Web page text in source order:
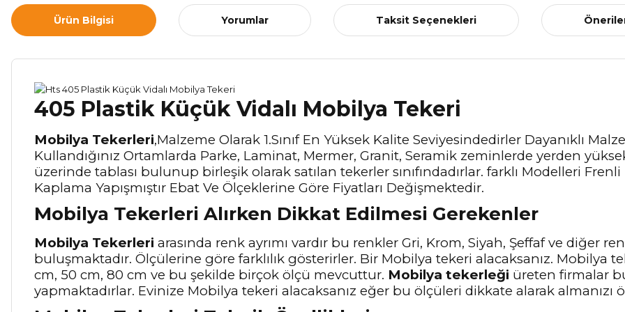
Ürün Bilgisi Yorumlar Taksit Seçenekleri
405 Plastik Küçük Vidalı Mobilya Tekeri
Mobilya Tekerleri,Malzeme Olarak 1.Sınıf En Yüksek Kalite Seviyesindedirler Dayanıklı
Kullandığınız Ortamlarda Parke, Laminat, Mermer, Granit, Seramik zeminlerde yerden
üzerinde tablası bulunup birleşik olarak satılan tekerler sınıfındadırlar. farklı Modelleri
Kaplama Yapışmıştır Ebat Ve Ölçeklerine Göre Fiyatları Değişmektedir.
Mobilya Tekerleri Alırken Dikkat Edilmesi Gerekenler
Mobilya Tekerleri arasında renk ayrımı vardır bu renkler Gri, Krom, Siyah, Şeffaf ve diğer
buluşmaktadır. Ölçülerine göre farklılık gösterirler. Bir Mobilya tekeri alacaksanız. Mobilya
cm, 50 cm, 80 cm ve bu şekilde birçok ölçü mevcuttur. Mobilya tekerleği üreten firmalar
yapmaktadırlar. Evinize Mobilya tekeri alacaksanız eğer bu ölçüleri dikkate alarak almanızı